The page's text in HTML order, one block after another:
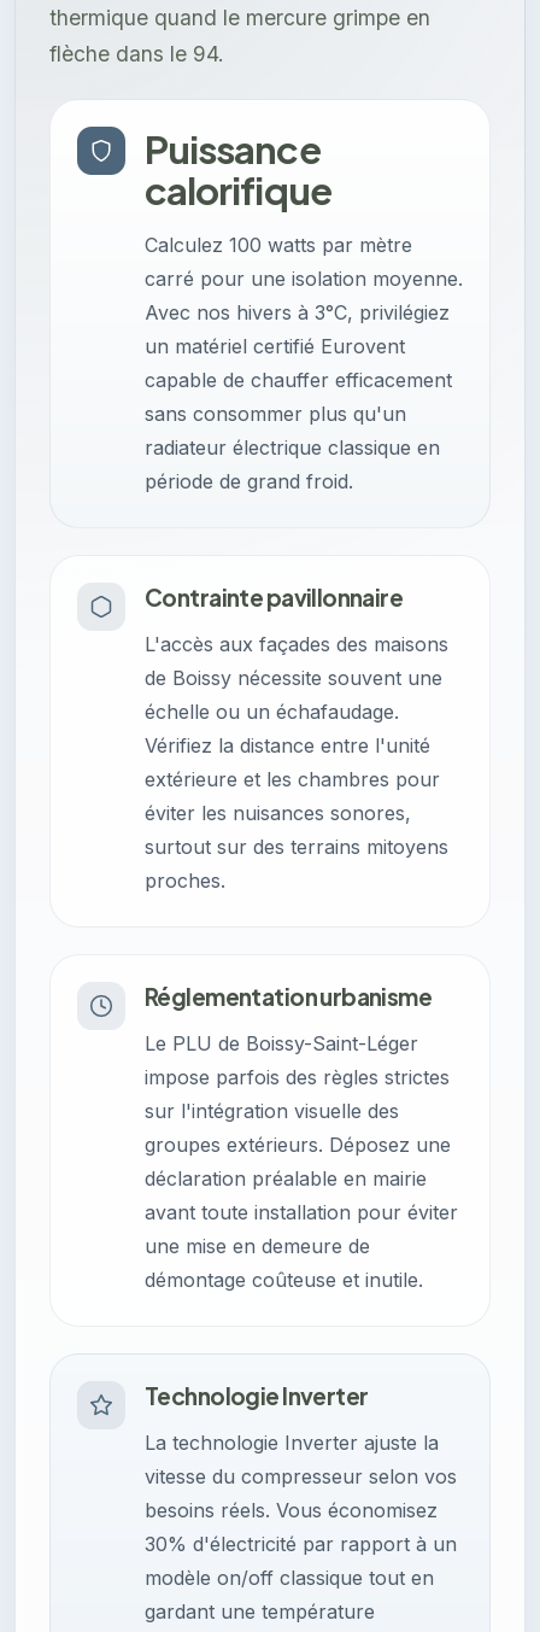
thermique quand le mercure grimpe en
flèche dans le 94.
Puissance
calorifique
Calculez 100 watts par mètre
carré pour une isolation moyenne.
Avec nos hivers à 3°C, privilégiez
un matériel certifié Eurovent
capable de chauffer efficacement
sans consommer plus qu'un
radiateur électrique classique en
période de grand froid.
Contrainte pavillonnaire
L'accès aux façades des maisons
de Boissy nécessite souvent une
échelle ou un échafaudage.
Vérifiez la distance entre l'unité
extérieure et les chambres pour
éviter les nuisances sonores,
surtout sur des terrains mitoyens
proches.
Réglementation urbanisme
Le PLU de Boissy-Saint-Léger
impose parfois des règles strictes
sur l'intégration visuelle des
groupes extérieurs. Déposez une
déclaration préalable en mairie
avant toute installation pour éviter
une mise en demeure de
démontage coûteuse et inutile.
Technologie Inverter
La technologie Inverter ajuste la
vitesse du compresseur selon vos
besoins réels. Vous économisez
30% d'électricité par rapport à un
modèle on/off classique tout en
gardant une température